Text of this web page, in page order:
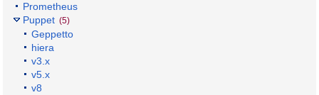
Prometheus
Puppet (5)
Geppetto
hiera
v3.x
v5.x
v8